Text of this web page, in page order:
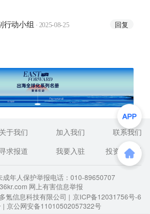
行动小组 · 2025-08-25 回复
关于我们 加入我们
联系我们
求报道 我要入驻 投资者关系
成年人保护举报电话：010-89650707
网上有害信息举报
氪信息科技有限公司 | 京ICP备12031756号-6
| 京公网安备11010502057322号